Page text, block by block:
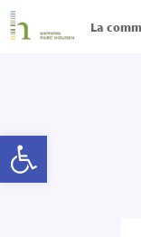
La
Ouvrir la barre d’outils